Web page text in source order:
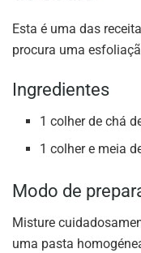
Esta é uma das
procura uma
Ingredientes
1 colher de chá
1 colher e meia
Modo de
Misture
uma pasta